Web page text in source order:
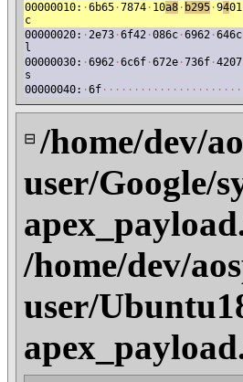
00000010: ·6b65 ·7874 · 10a8 · b295 ·9401
c
00000020: ·2e73 ·6f42 ·086c ·6962 ·646c
l
00000030: ·6962 ·6c6f ·672e ·736f ·4207
s
00000040: ·6f · · · · · · · · · · · · · · · · · · · · · ·
⊟ /home/dev/
user/Google/
/home/dev/
user/